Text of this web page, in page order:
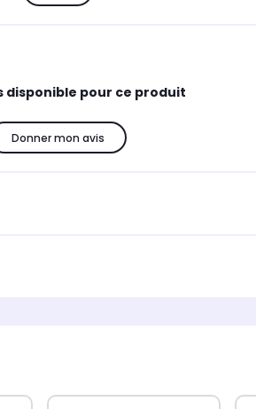
disponible pour ce produit
Donner mon avis